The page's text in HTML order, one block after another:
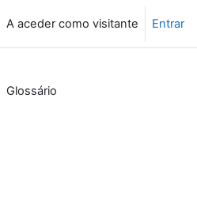
A aceder como visitante Entrar
Glossário